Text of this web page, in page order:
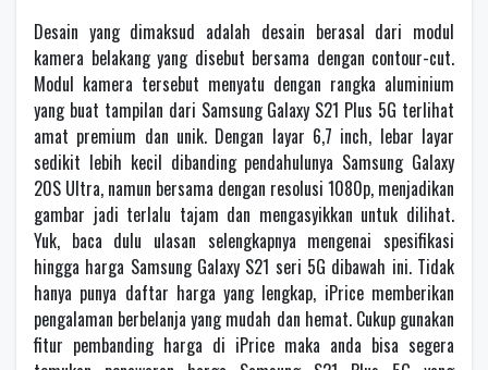
Desain yang dimaksud adalah desain berasal dari modul
kamera belakang yang disebut bersama dengan contour-cut.
Modul kamera tersebut menyatu dengan rangka aluminium
yang buat tampilan dari Samsung Galaxy S21 Plus 5G terlihat
amat premium dan unik. Dengan layar 6,7 inch, lebar layar
sedikit lebih kecil dibanding pendahulunya Samsung Galaxy
20S Ultra, namun bersama dengan resolusi 1080p, menjadikan
gambar jadi terlalu tajam dan mengasyikkan untuk dilihat.
Yuk, baca dulu ulasan selengkapnya mengenai spesifikasi
hingga harga Samsung Galaxy S21 seri 5G dibawah ini. Tidak
hanya punya daftar harga yang lengkap, iPrice memberikan
pengalaman berbelanja yang mudah dan hemat. Cukup gunakan
fitur pembanding harga di iPrice maka anda bisa segera